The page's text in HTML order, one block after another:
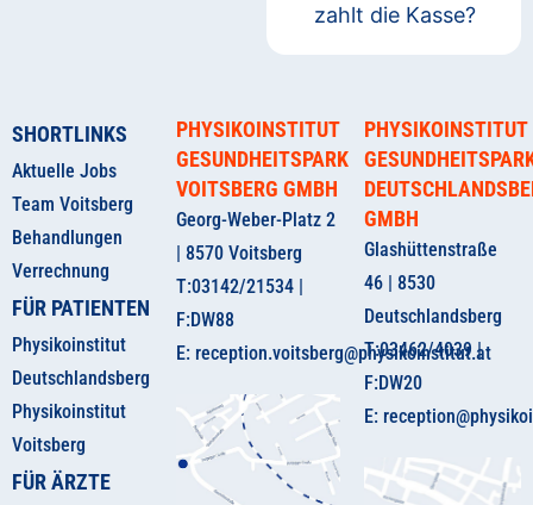
zahlt die Kasse?
SHORTLINKS
Aktuelle Jobs
Team Voitsberg
Behandlungen
Verrechnung
FÜR PATIENTEN
Physikoinstitut
Deutschlandsberg
Physikoinstitut
Voitsberg
FÜR ÄRZTE
PHYSIKOINSTITUT
GESUNDHEITSPARK
VOITSBERG GMBH
Georg-Weber-Platz 2
| 8570 Voitsberg
T:03142/21534 |
F:DW88
E: reception.voitsberg@physikoinstitut.at
PHYSIKOINSTITUT
GMBH
Glashüttenstraße
46 | 8530
Deutschlandsberg
T:03462/4039 |
F:DW20
E: